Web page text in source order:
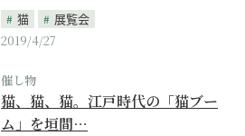
猫
展覧会
2019/4/27
催し物
猫、猫、猫。江戸時代の「猫ブー
ム」を垣間…